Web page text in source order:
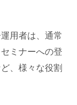
用者は、通常
ミナーへの登
、様々な役割